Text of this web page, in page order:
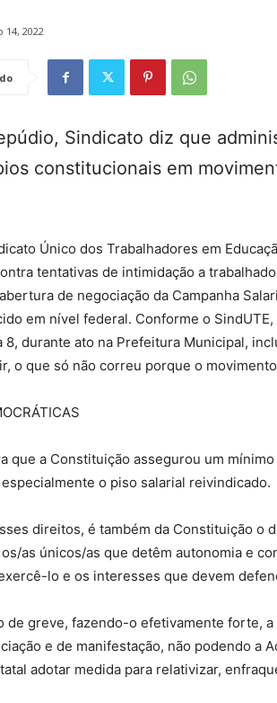
14, 2022
Sindicato diz que
constitucionais em
Único dos Trabalhadores em
tentativas de intimidação a
de negociação da Campanha
em nível federal. Conforme o
durante ato na Prefeitura Municipal,
o que só não correu porque o
que a Constituição assegurou um
o piso salarial reivindicado.
direitos, é também da Constituição o
as únicos/as que detêm autonomia e
lo e os interesses que devem
de greve, fazendo-o efetivamente forte,
e de manifestação, não podendo a
adotar medida para relativizar,